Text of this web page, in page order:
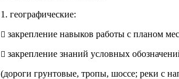
1. географические:
 закрепление навыков работы с планом
 закрепление знаний условных
(дороги грунтовые, тропы, шоссе; реки с